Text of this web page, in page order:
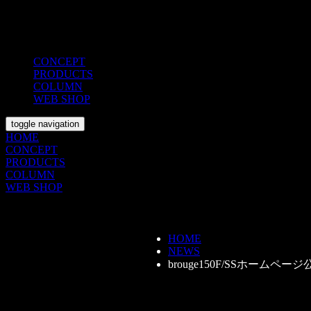
CONCEPT
PRODUCTS
COLUMN
WEB SHOP
toggle navigation
HOME
CONCEPT
PRODUCTS
COLUMN
WEB SHOP
HOME
NEWS
brouge150F/SSホームページ